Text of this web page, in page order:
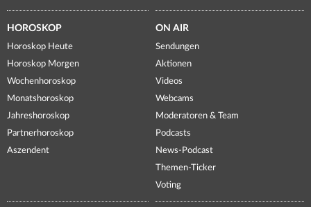
HOROSKOP
Horoskop Heute
Horoskop Morgen
Wochenhoroskop
Monatshoroskop
Jahreshoroskop
Partnerhoroskop
Aszendent
ON AIR
Sendungen
Aktionen
Videos
Webcams
Moderatoren & Team
Podcasts
News-Podcast
Themen-Ticker
Voting